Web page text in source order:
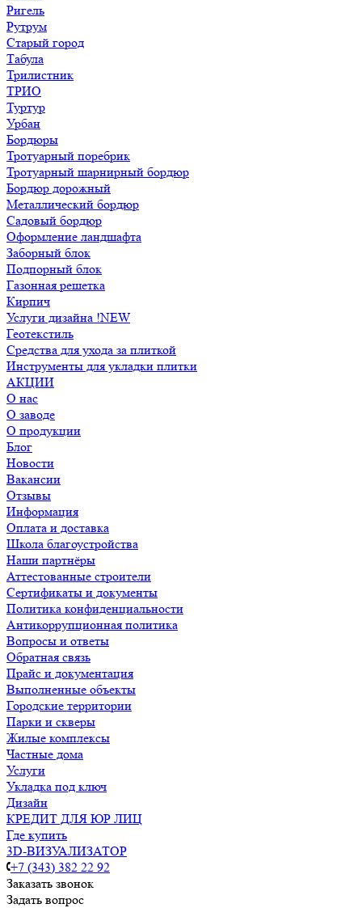
Ригель
Рутрум
Старый город
Табула
Трилистник
ТРИО
Туртур
Урбан
Бордюры
Тротуарный поребрик
Тротуарный шарнирный бордюр
Бордюр дорожный
Металлический бордюр
Садовый бордюр
Оформление ландшафта
Заборный блок
Подпорный блок
Газонная решетка
Кирпич
Услуги дизайна !NEW
Геотекстиль
Средства для ухода за плиткой
Инструменты для укладки плитки
АКЦИИ
О нас
О заводе
О продукции
Блог
Новости
Вакансии
Отзывы
Информация
Оплата и доставка
Школа благоустройства
Наши партнёры
Аттестованные строители
Сертификаты и документы
Политика конфиденциальности
Антикоррупционная политика
Вопросы и ответы
Обратная связь
Прайс и документация
Выполненные объекты
Городские территории
Парки и скверы
Жилые комплексы
Частные дома
Услуги
Укладка под ключ
Дизайн
КРЕДИТ ДЛЯ ЮР ЛИЦ
Где купить
3D-ВИЗУАЛИЗАТОР
+7 (343) 382 22 92
Заказать звонок
Задать вопрос